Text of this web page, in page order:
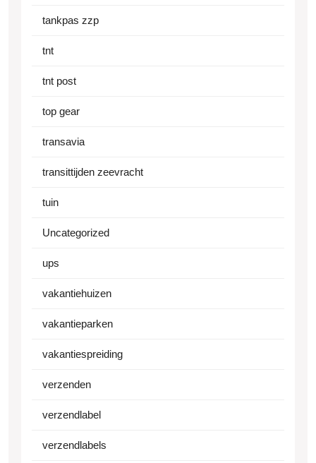
tankpas zzp
tnt
tnt post
top gear
transavia
transittijden zeevracht
tuin
Uncategorized
ups
vakantiehuizen
vakantieparken
vakantiespreiding
verzenden
verzendlabel
verzendlabels